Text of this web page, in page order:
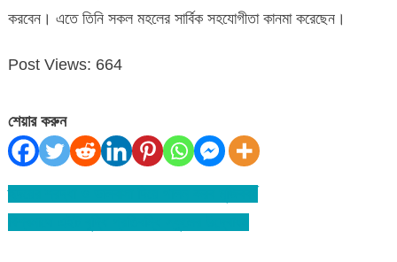
করবেন। এতে তিনি সকল মহলের সার্বিক সহযোগীতা কানমা করেছেন।
Post Views: 664
শেয়ার করুন
Post
হৃদয়ের শ্রদ্ধা ও ভালবাসা দিয়ে পালন করব মুজিববর্ষ